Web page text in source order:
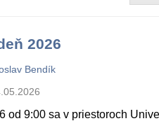
2026
Bendík
od 9:00 sa v priestoroch